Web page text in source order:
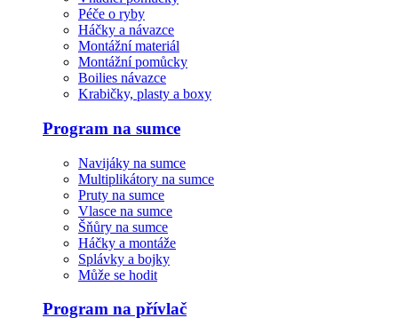
Péče o ryby
Háčky a návazce
Montážní materiál
Montážní pomůcky
Boilies návazce
Krabičky, plasty a boxy
Program na sumce
Navijáky na sumce
Multiplikátory na sumce
Pruty na sumce
Vlasce na sumce
Šňůry na sumce
Háčky a montáže
Splávky a bojky
Může se hodit
Program na přívlač